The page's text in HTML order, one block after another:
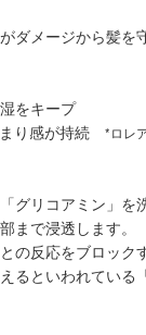
ダメージから髪を
をキープ
り感が持続
*ロレ
リコアミン」を
まで浸透します。
の反応をブロック
るといわれてい